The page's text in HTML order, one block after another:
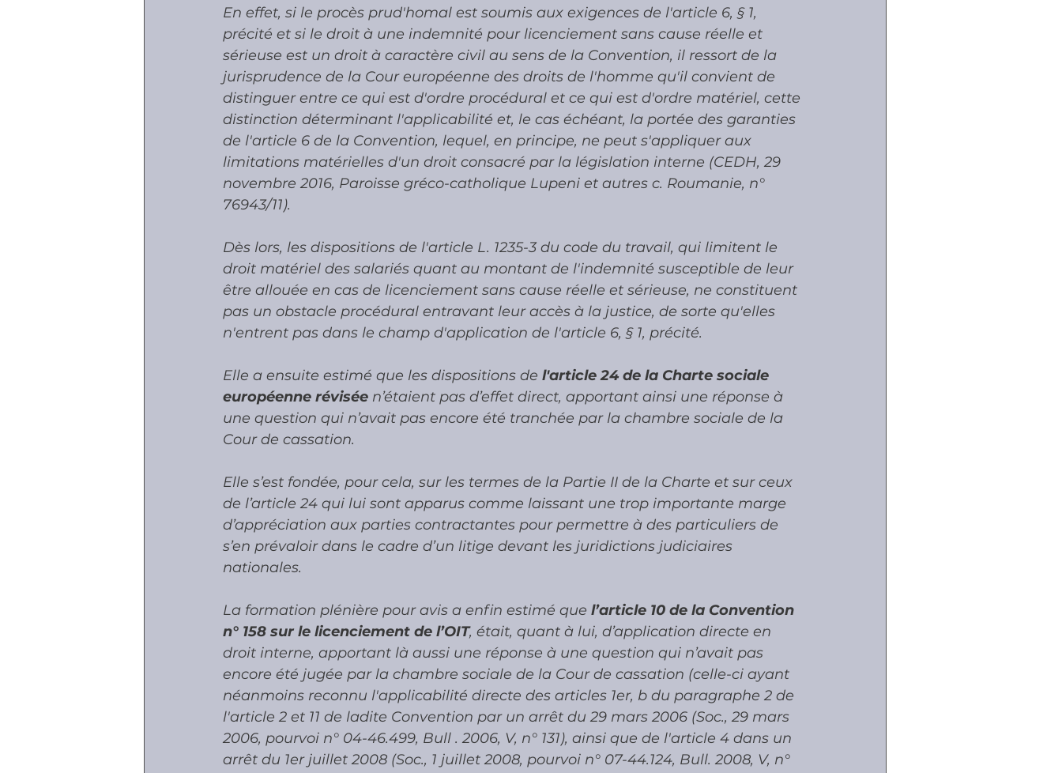
En effet, si le procès prud'homal est soumis aux exigences de l'article 6, § 1,
précité et si le droit à une indemnité pour licenciement sans cause réelle et
sérieuse est un droit à caractère civil au sens de la Convention, il ressort de la
jurisprudence de la Cour européenne des droits de l'homme qu'il convient de
distinguer entre ce qui est d'ordre procédural et ce qui est d'ordre matériel, cette
distinction déterminant l'applicabilité et, le cas échéant, la portée des garanties
de l'article 6 de la Convention, lequel, en principe, ne peut s'appliquer aux
limitations matérielles d'un droit consacré par la législation interne (CEDH, 29
novembre 2016, Paroisse gréco-catholique Lupeni et autres c. Roumanie, n°
76943/11).
Dès lors, les dispositions de l'article L. 1235-3 du code du travail, qui limitent le
droit matériel des salariés quant au montant de l'indemnité susceptible de leur
être allouée en cas de licenciement sans cause réelle et sérieuse, ne constituent
pas un obstacle procédural entravant leur accès à la justice, de sorte qu'elles
n'entrent pas dans le champ d'application de l'article 6, § 1, précité.
Elle a ensuite estimé que les dispositions de l'article 24 de la Charte sociale
européenne révisée n’étaient pas d’effet direct, apportant ainsi une réponse à
une question qui n’avait pas encore été tranchée par la chambre sociale de la
Cour de cassation.
Elle s’est fondée, pour cela, sur les termes de la Partie II de la Charte et sur ceux
de l’article 24 qui lui sont apparus comme laissant une trop importante marge
d’appréciation aux parties contractantes pour permettre à des particuliers de
s’en prévaloir dans le cadre d’un litige devant les juridictions judiciaires
nationales.
La formation plénière pour avis a enfin estimé que l’article 10 de la Convention
n° 158 sur le licenciement de l’OIT, était, quant à lui, d’application directe en
droit interne, apportant là aussi une réponse à une question qui n’avait pas
encore été jugée par la chambre sociale de la Cour de cassation (celle-ci ayant
néanmoins reconnu l'applicabilité directe des articles 1er, b du paragraphe 2 de
l'article 2 et 11 de ladite Convention par un arrêt du 29 mars 2006 (Soc., 29 mars
2006, pourvoi n° 04-46.499, Bull . 2006, V, n° 131), ainsi que de l'article 4 dans un
arrêt du 1er juillet 2008 (Soc., 1 juillet 2008, pourvoi n° 07-44.124, Bull. 2008, V, n°